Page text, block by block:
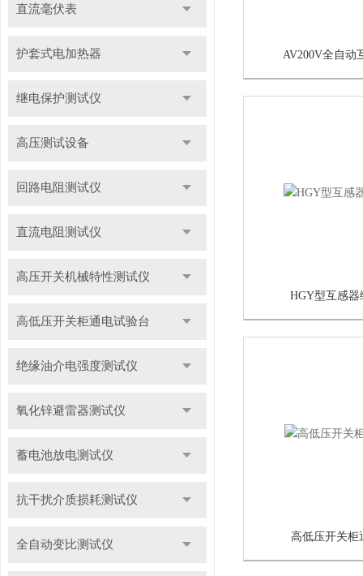
直流毫伏表
护套式电加热器
继电保护测试仪
高压测试设备
回路电阻测试仪
直流电阻测试仪
高压开关机械特性测试仪
高低压开关柜通电试验台
绝缘油介电强度测试仪
氧化锌避雷器测试仪
蓄电池放电测试仪
抗干扰介质损耗测试仪
全自动变比测试仪
AV200V全自动
HGY型互感器
高低压开关柜